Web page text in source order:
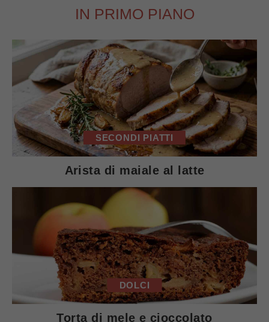
IN PRIMO PIANO
SECONDI PIATTI
Arista di maiale al latte
DOLCI
Torta di mele e cioccolato